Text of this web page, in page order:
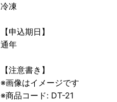
冷凍
【申込期日】
通年
【注意書き】
※画像はイメージです
※商品コード: DT-21